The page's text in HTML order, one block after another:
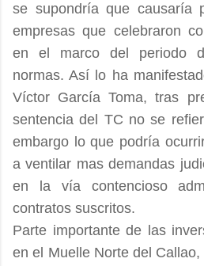
se supondría que causaría
empresas que celebraron
en el marco del periodo
normas. Así lo ha
Víctor García Toma, tras
sentencia del TC no se
embargo lo que podría
a ventilar mas demandas
en la vía contencioso
contratos suscritos.
Parte importante de las
en el Muelle Norte del